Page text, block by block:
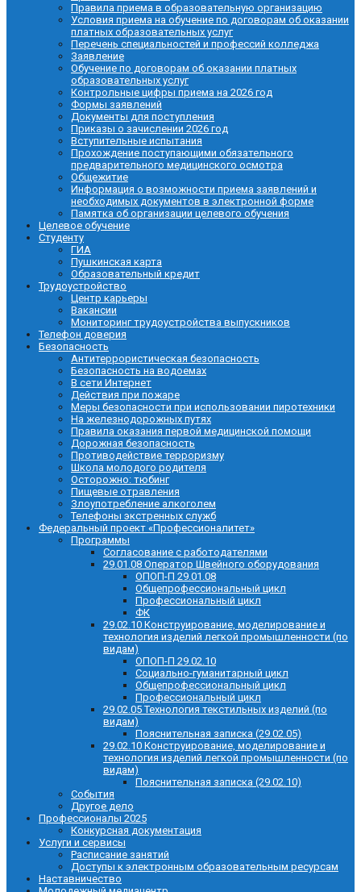
Правила приема в образовательную организацию
Условия приема на обучение по договорам об оказании
платных образовательных услуг
Перечень специальностей и профессий колледжа
Заявление
Обучение по договорам об оказании платных
образовательных услуг
Контрольные цифры приема на 2026 год
Формы заявлений
Документы для поступления
Приказы о зачислении 2026 год
Вступительные испытания
Прохождение поступающими обязательного
предварительного медицинского осмотра
Общежитие
Информация о возможности приема заявлений и
необходимых документов в электронной форме
Памятка об организации целевого обучения
Целевое обучение
Студенту
ГИА
Пушкинская карта
Образовательный кредит
Трудоустройство
Центр карьеры
Вакансии
Мониторинг трудоустройства выпускников
Телефон доверия
Безопасность
Антитеррористическая безопасность
Безопасность на водоемах
В сети Интернет
Действия при пожаре
Меры безопасности при использовании пиротехники
На железнодорожных путях
Правила оказания первой медицинской помощи
Дорожная безопасность
Противодействие терроризму
Школа молодого родителя
Осторожно: тюбинг
Пищевые отравления
Злоупотребление алкоголем
Телефоны экстренных служб
Федеральный проект «Профессионалитет»
Программы
Согласование с работодателями
29.01.08 Оператор Швейного оборудования
ОПОП-П 29.01.08
Общепрофессиональный цикл
Профессиональный цикл
ФК
29.02.10 Конструирование, моделирование и
технология изделий легкой промышленности (по
видам)
ОПОП-П 29.02.10
Социально-гуманитарный цикл
Общепрофессиональный цикл
Профессиональный цикл
29.02.05 Технология текстильных изделий (по
видам)
Пояснительная записка (29.02.05)
29.02.10 Конструирование, моделирование и
технология изделий легкой промышленности (по
видам)
Пояснительная записка (29.02.10)
События
Другое дело
Профессионалы 2025
Конкурсная документация
Услуги и сервисы
Расписание занятий
Доступы к электронным образовательным ресурсам
Наставничество